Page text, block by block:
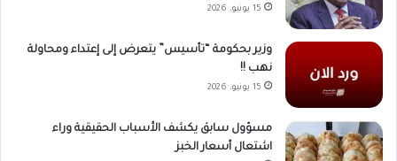
15 يونيو، 2026
وزير بحكومة “تأسيس” يتعرض إلى إعتداء ومحاولة
نهب !!
15 يونيو، 2026
مسؤول سابق يكشف الأسباب الحقيقية وراء
اشتعال أسعار الخبز